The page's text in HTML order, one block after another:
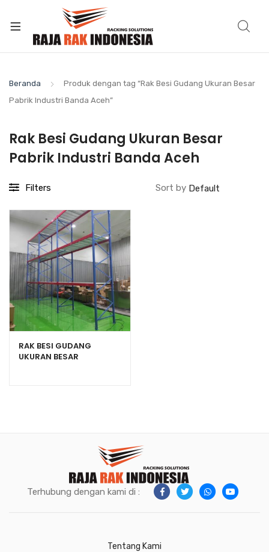
Beranda
Produk dengan tag “Rak Besi Gudang Ukuran Besar
Pabrik Industri Banda Aceh”
Rak Besi Gudang Ukuran Besar
Pabrik Industri Banda Aceh
Filters Sort by
RAK BESI GUDANG
UKURAN BESAR
Terhubung dengan kami di :
Tentang Kami